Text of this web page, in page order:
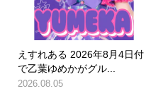
えすれある 2026年8月4日付
で乙葉ゆめかがグル...
2026.08.05